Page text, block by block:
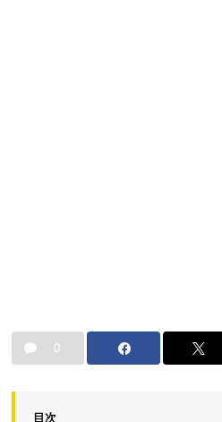
0
目次